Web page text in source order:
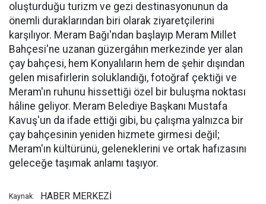
oluşturduğu turizm ve gezi destinasyonunun da
önemli duraklarından biri olarak ziyaretçilerini
karşılıyor. Meram Bağı'ndan başlayıp Meram Millet
Bahçesi'ne uzanan güzergâhın merkezinde yer alan
çay bahçesi, hem Konyalıların hem de şehir dışından
gelen misafirlerin soluklandığı, fotoğraf çektiği ve
Meram'ın ruhunu hissettiği özel bir buluşma noktası
hâline geliyor. Meram Belediye Başkanı Mustafa
Kavuş'un da ifade ettiği gibi, bu çalışma yalnızca bir
çay bahçesinin yeniden hizmete girmesi değil;
Meram'ın kültürünü, geleneklerini ve ortak hafızasını
geleceğe taşımak anlamı taşıyor.
Kaynak: HABER MERKEZİ